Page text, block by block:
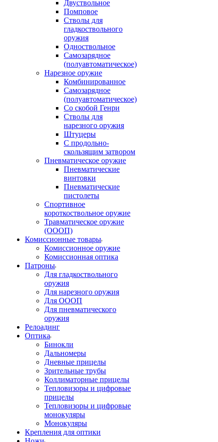
Двуствольное
Помповое
Стволы для
гладкоствольного
оружия
Одноствольное
Самозарядное
(полуавтоматическое)
Нарезное оружие
Комбинированное
Самозарядное
(полуавтоматическое)
Со скобой Генри
Стволы для
нарезного оружия
Штуцеры
С продольно-
скользящим затвором
Пневматическое оружие
Пневматические
винтовки
Пневматические
пистолеты
Спортивное
короткоствольное оружие
Травматическое оружие
(ОООП)
Комиссионные товары
Комиссионное оружие
Комиссионная оптика
Патроны
Для гладкоствольного
оружия
Для нарезного оружия
Для ОООП
Для пневматического
оружия
Релоадинг
Оптика
Бинокли
Дальномеры
Дневные прицелы
Зрительные трубы
Коллиматорные прицелы
Тепловизоры и цифровые
прицелы
Тепловизоры и цифровые
монокуляры
Монокуляры
Крепления для оптики